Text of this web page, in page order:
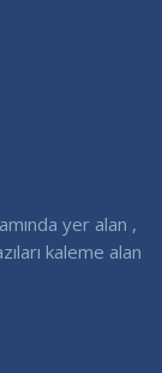
yer alan ,
kaleme alan